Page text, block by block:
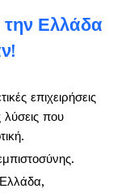
την Ελλάδα
επιχειρήσεις
που